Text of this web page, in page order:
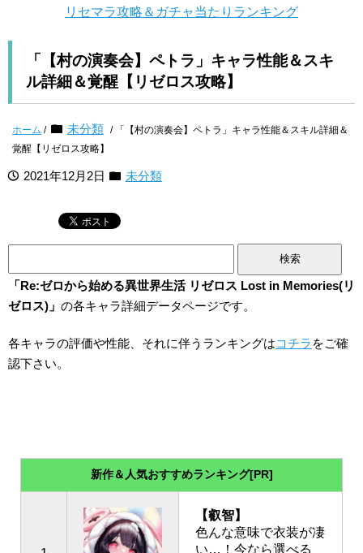
リセマラ攻略＆ガチャ当たりランキング
「【村の演奏会】ペトラ」キャラ性能＆スキ
ル詳細＆覚醒【リゼロス攻略】
ホーム / 未分類 / 「【村の演奏会】ペトラ」キャラ性能＆スキル詳細＆
覚醒【リゼロス攻略】
2021年12月2日 未分類
「Re:ゼロから始める異世界生活 リゼロス Lost in Memories(リ
ゼロス)」 の各キャラ詳細データページです。
各キャラの評価や性能、それに伴うランキングはコチラ をご確
認下さい。
新作＆人気おすすめランキング[PR]
【叡智】
色んな意味で衣装が凄
い…！今なら選べる